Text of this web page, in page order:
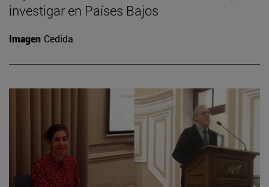
investigar en Países Bajos
Imagen Cedida